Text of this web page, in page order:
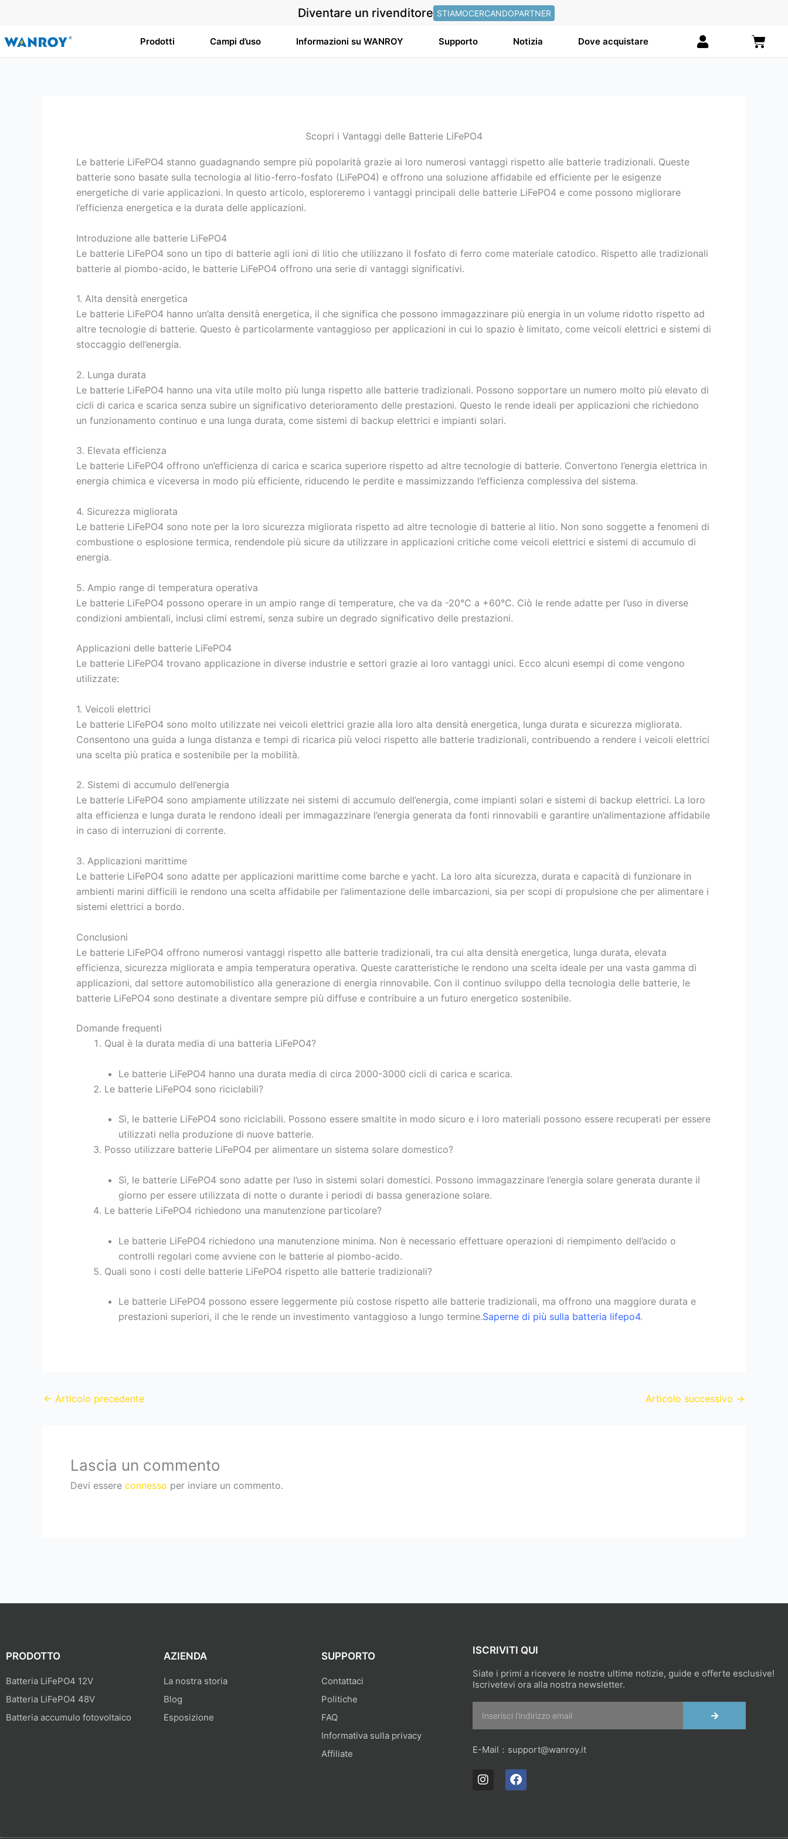
contenuto
Diventare un rivenditore STIAMOCERCANDOPARTNER
Prodotti Campi d’uso Informazioni su WANROY Supporto Notizia Dove acquistare
Scopri i Vantaggi delle Batterie LiFePO4
Le batterie LiFePO4 stanno guadagnando sempre più popolarità grazie ai loro numerosi vantaggi rispetto alle batterie tradizionali. Queste
batterie sono basate sulla tecnologia al litio-ferro-fosfato (LiFePO4) e offrono una soluzione affidabile ed efficiente per le esigenze
energetiche di varie applicazioni. In questo articolo, esploreremo i vantaggi principali delle batterie LiFePO4 e come possono migliorare
l’efficienza energetica e la durata delle applicazioni.
Introduzione alle batterie LiFePO4
Le batterie LiFePO4 sono un tipo di batterie agli ioni di litio che utilizzano il fosfato di ferro come materiale catodico. Rispetto alle tradizionali
batterie al piombo-acido, le batterie LiFePO4 offrono una serie di vantaggi significativi.
1. Alta densità energetica
Le batterie LiFePO4 hanno un’alta densità energetica, il che significa che possono immagazzinare più energia in un volume ridotto rispetto ad
altre tecnologie di batterie. Questo è particolarmente vantaggioso per applicazioni in cui lo spazio è limitato, come veicoli elettrici e sistemi di
stoccaggio dell’energia.
2. Lunga durata
Le batterie LiFePO4 hanno una vita utile molto più lunga rispetto alle batterie tradizionali. Possono sopportare un numero molto più elevato di
cicli di carica e scarica senza subire un significativo deterioramento delle prestazioni. Questo le rende ideali per applicazioni che richiedono
un funzionamento continuo e una lunga durata, come sistemi di backup elettrici e impianti solari.
3. Elevata efficienza
Le batterie LiFePO4 offrono un’efficienza di carica e scarica superiore rispetto ad altre tecnologie di batterie. Convertono l’energia elettrica in
energia chimica e viceversa in modo più efficiente, riducendo le perdite e massimizzando l’efficienza complessiva del sistema.
4. Sicurezza migliorata
Le batterie LiFePO4 sono note per la loro sicurezza migliorata rispetto ad altre tecnologie di batterie al litio. Non sono soggette a fenomeni di
combustione o esplosione termica, rendendole più sicure da utilizzare in applicazioni critiche come veicoli elettrici e sistemi di accumulo di
energia.
5. Ampio range di temperatura operativa
Le batterie LiFePO4 possono operare in un ampio range di temperature, che va da -20°C a +60°C. Ciò le rende adatte per l’uso in diverse
condizioni ambientali, inclusi climi estremi, senza subire un degrado significativo delle prestazioni.
Applicazioni delle batterie LiFePO4
Le batterie LiFePO4 trovano applicazione in diverse industrie e settori grazie ai loro vantaggi unici. Ecco alcuni esempi di come vengono
utilizzate:
1. Veicoli elettrici
Le batterie LiFePO4 sono molto utilizzate nei veicoli elettrici grazie alla loro alta densità energetica, lunga durata e sicurezza migliorata.
Consentono una guida a lunga distanza e tempi di ricarica più veloci rispetto alle batterie tradizionali, contribuendo a rendere i veicoli elettrici
una scelta più pratica e sostenibile per la mobilità.
2. Sistemi di accumulo dell’energia
Le batterie LiFePO4 sono ampiamente utilizzate nei sistemi di accumulo dell’energia, come impianti solari e sistemi di backup elettrici. La loro
alta efficienza e lunga durata le rendono ideali per immagazzinare l’energia generata da fonti rinnovabili e garantire un’alimentazione affidabile
in caso di interruzioni di corrente.
3. Applicazioni marittime
Le batterie LiFePO4 sono adatte per applicazioni marittime come barche e yacht. La loro alta sicurezza, durata e capacità di funzionare in
ambienti marini difficili le rendono una scelta affidabile per l’alimentazione delle imbarcazioni, sia per scopi di propulsione che per alimentare i
sistemi elettrici a bordo.
Conclusioni
Le batterie LiFePO4 offrono numerosi vantaggi rispetto alle batterie tradizionali, tra cui alta densità energetica, lunga durata, elevata
efficienza, sicurezza migliorata e ampia temperatura operativa. Queste caratteristiche le rendono una scelta ideale per una vasta gamma di
applicazioni, dal settore automobilistico alla generazione di energia rinnovabile. Con il continuo sviluppo della tecnologia delle batterie, le
batterie LiFePO4 sono destinate a diventare sempre più diffuse e contribuire a un futuro energetico sostenibile.
Domande frequenti
Qual è la durata media di una batteria LiFePO4?
Le batterie LiFePO4 hanno una durata media di circa 2000-3000 cicli di carica e scarica.
Le batterie LiFePO4 sono riciclabili?
Sì, le batterie LiFePO4 sono riciclabili. Possono essere smaltite in modo sicuro e i loro materiali possono essere recuperati per essere
utilizzati nella produzione di nuove batterie.
Posso utilizzare batterie LiFePO4 per alimentare un sistema solare domestico?
Sì, le batterie LiFePO4 sono adatte per l’uso in sistemi solari domestici. Possono immagazzinare l’energia solare generata durante il
giorno per essere utilizzata di notte o durante i periodi di bassa generazione solare.
Le batterie LiFePO4 richiedono una manutenzione particolare?
Le batterie LiFePO4 richiedono una manutenzione minima. Non è necessario effettuare operazioni di riempimento dell’acido o
controlli regolari come avviene con le batterie al piombo-acido.
Quali sono i costi delle batterie LiFePO4 rispetto alle batterie tradizionali?
Le batterie LiFePO4 possono essere leggermente più costose rispetto alle batterie tradizionali, ma offrono una maggiore durata e
prestazioni superiori, il che le rende un investimento vantaggioso a lungo termine.Saperne di più sulla batteria lifepo4.
← Articolo precedente Articolo successivo →
Lascia un commento
Devi essere connesso per inviare un commento.
PRODOTTO
Batteria LiFePO4 12V
Batteria LiFePO4 48V
Batteria accumulo fotovoltaico
AZIENDA
La nostra storia
Blog
Esposizione
SUPPORTO
Contattaci
Politiche
FAQ
Informativa sulla privacy
Affiliate
ISCRIVITI QUI
Siate i primi a ricevere le nostre ultime notizie, guide e offerte esclusive!
Iscrivetevi ora alla nostra newsletter.
INVIA
E-Mail： support@wanroy.it
I
n
F
a